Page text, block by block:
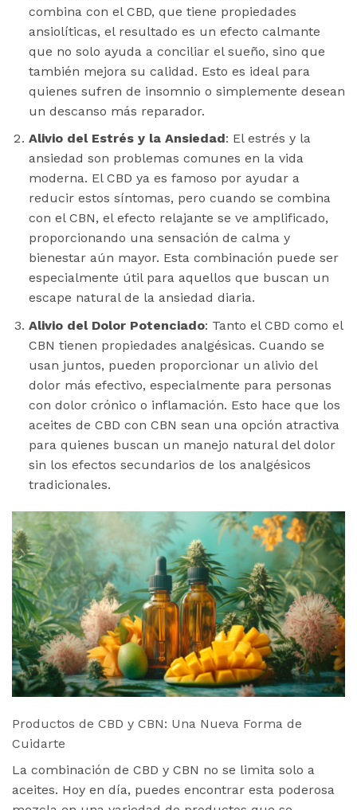
combina con el CBD, que tiene propiedades
ansiolíticas, el resultado es un efecto calmante
que no solo ayuda a conciliar el sueño, sino que
también mejora su calidad. Esto es ideal para
quienes sufren de insomnio o simplemente desean
un descanso más reparador.
Alivio del Estrés y la Ansiedad: El estrés y la
ansiedad son problemas comunes en la vida
moderna. El CBD ya es famoso por ayudar a
reducir estos síntomas, pero cuando se combina
con el CBN, el efecto relajante se ve amplificado,
proporcionando una sensación de calma y
bienestar aún mayor. Esta combinación puede ser
especialmente útil para aquellos que buscan un
escape natural de la ansiedad diaria.
Alivio del Dolor Potenciado: Tanto el CBD como el
CBN tienen propiedades analgésicas. Cuando se
usan juntos, pueden proporcionar un alivio del
dolor más efectivo, especialmente para personas
con dolor crónico o inflamación. Esto hace que los
aceites de CBD con CBN sean una opción atractiva
para quienes buscan un manejo natural del dolor
sin los efectos secundarios de los analgésicos
tradicionales.
Productos de CBD y CBN: Una Nueva Forma de
Cuidarte
La combinación de CBD y CBN no se limita solo a
aceites. Hoy en día, puedes encontrar esta poderosa